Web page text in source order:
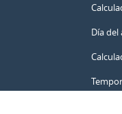
Día del